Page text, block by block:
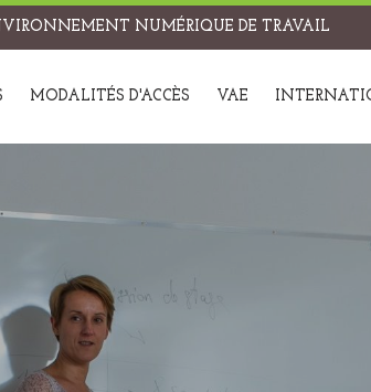
NUMÉRIQUE DE TRAVAIL
MODALITÉS D'ACCÈS VAE